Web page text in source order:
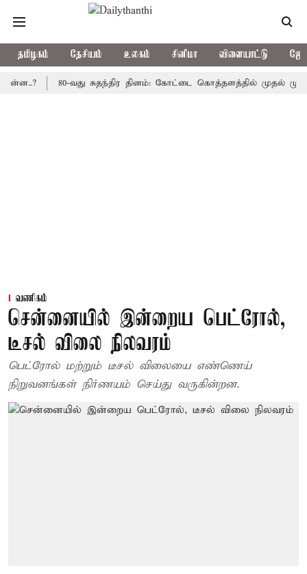
தமிழகம் தேசியம் உலகம் சினிமா விளையாட்டு
80-வது சுதந்திர தினம்: கோட்டை கொத்தளத்தில் முதல் முறையாக
வணிகம்
சென்னையில் இன்றைய பெட்ரோல்,
டீசல் விலை நிலவரம்
பெட்ரோல் மற்றும் டீசல் விலையை எண்ணெய்
நிறுவனங்கள் நிர்ணயம் செய்து வருகின்றன.